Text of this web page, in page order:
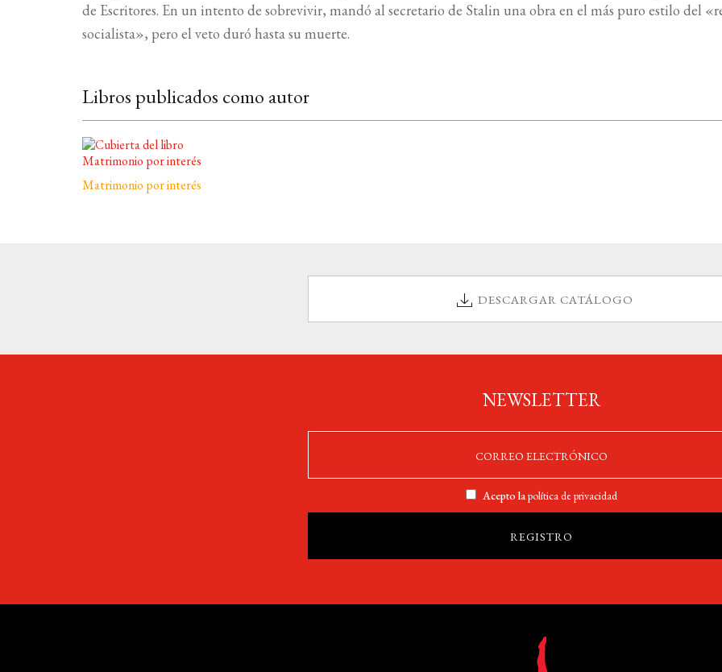
de Escritores. En un intento de sobrevivir, mandó al secretario de Stalin una obra en el más puro estilo del
socialista», pero el veto duró hasta su muerte.
Libros publicados como autor
Matrimonio por interés
DESCARGAR CATÁLOGO
NEWSLETTER
Acepto lapolítica de privacidad